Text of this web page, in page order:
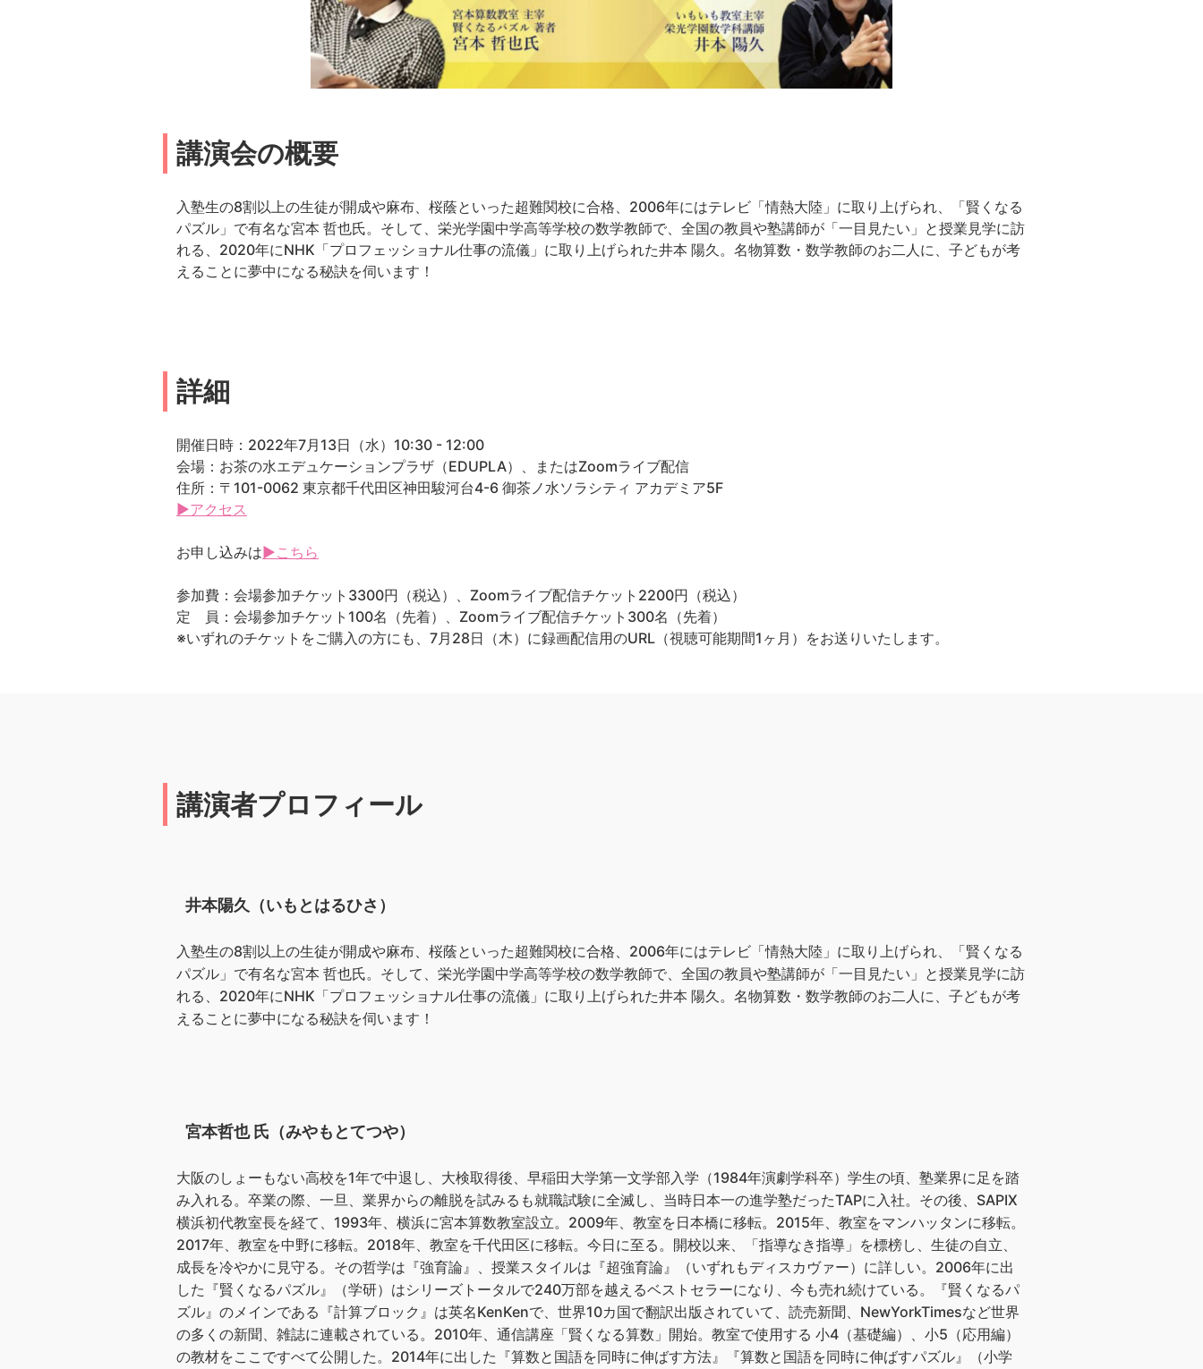
講演会の概要
入塾生の8割以上の生徒が開成や麻布、桜蔭といった超難関校に合格、️2006年にはテレビ「情熱大陸」に取り上げられ、「賢くなる
パズル」で有名な宮本 哲也氏。そして、栄光学園中学高等学校の数学教師で、全国の教員や塾講師が「一目見たい」と授業見学に訪
れる、2020年にNHK「プロフェッショナル仕事の流儀」に取り上げられた井本 陽久。名物算数・数学教師のお二人に、子どもが考
えることに夢中になる秘訣を伺います！
詳細
開催日時：2022年7月13日（水）10:30 - 12:00
会場：お茶の水エデュケーションプラザ（EDUPLA）、またはZoomライブ配信
住所：〒101-0062 東京都千代田区神田駿河台4-6 御茶ノ水ソラシティ アカデミア5F
▶アクセス
お申し込みは▶こちら
参加費：会場参加チケット3300円（税込）、Zoomライブ配信チケット2200円（税込）
定 員：会場参加チケット100名（先着）、Zoomライブ配信チケット300名（先着）
※いずれのチケットをご購入の方にも、7月28日（木）に録画配信用のURL（視聴可能期間1ヶ月）をお送りいたします。
講演者プロフィール
井本陽久（いもとはるひさ）
入塾生の8割以上の生徒が開成や麻布、桜蔭といった超難関校に合格、️2006年にはテレビ「情熱大陸」に取り上げられ、「賢くなる
パズル」で有名な宮本 哲也氏。そして、栄光学園中学高等学校の数学教師で、全国の教員や塾講師が「一目見たい」と授業見学に訪
れる、2020年にNHK「プロフェッショナル仕事の流儀」に取り上げられた井本 陽久。名物算数・数学教師のお二人に、子どもが考
えることに夢中になる秘訣を伺います！
宮本哲也 氏（みやもとてつや）
大阪のしょーもない高校を1年で中退し、大検取得後、早稲田大学第一文学部入学（1984年演劇学科卒）学生の頃、塾業界に足を踏
み入れる。卒業の際、一旦、業界からの離脱を試みるも就職試験に全滅し、当時日本一の進学塾だったTAPに入社。その後、SAPIX
横浜初代教室長を経て、1993年、横浜に宮本算数教室設立。2009年、教室を日本橋に移転。2015年、教室をマンハッタンに移転。
2017年、教室を中野に移転。2018年、教室を千代田区に移転。今日に至る。開校以来、「指導なき指導」を標榜し、生徒の自立、
成長を冷やかに見守る。その哲学は『強育論』、授業スタイルは『超強育論』（いずれもディスカヴァー）に詳しい。2006年に出
した『賢くなるパズル』（学研）はシリーズトータルで240万部を越えるベストセラーになり、今も売れ続けている。『賢くなるパ
ズル』のメインである『計算ブロック』は英名KenKenで、世界10カ国で翻訳出版されていて、読売新聞、NewYorkTimesなど世界
の多くの新聞、雑誌に連載されている。2010年、通信講座「賢くなる算数」開始。教室で使用する 小4（基礎編）、小5（応用編）
の教材をここですべて公開した。2014年に出した『算数と国語を同時に伸ばす方法』『算数と国語を同時に伸ばすパズル』（小学